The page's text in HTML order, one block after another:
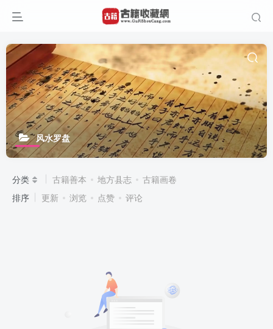
风水罗盘
分类 古籍善本 地方县志
古籍画卷
排序
更新 浏览 点赞 评论